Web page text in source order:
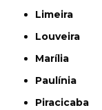
Limeira
Louveira
Marília
Paulínia
Piracicaba